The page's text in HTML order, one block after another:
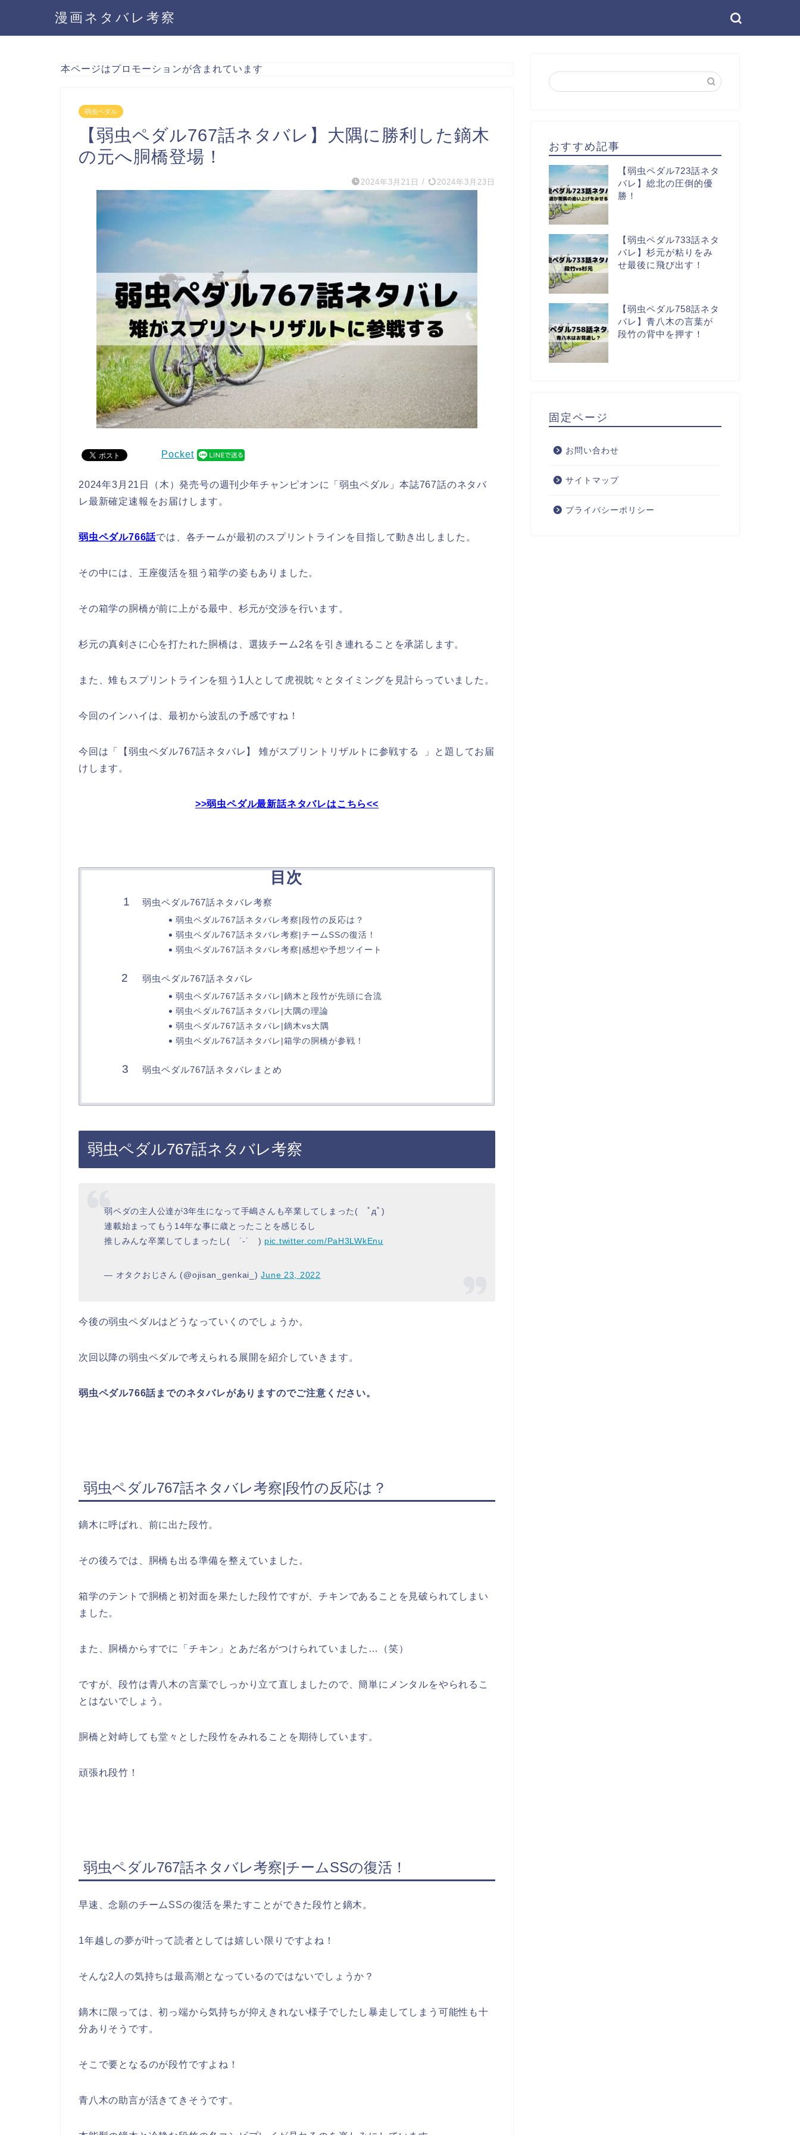
漫画ネタバレ考察
本ページはプロモーションが含まれています
弱虫ペダル
【弱虫ペダル767話ネタバレ】大隅に勝利した鏑木
の元へ胴橋登場！
2024年3月21日 / 2024年3月23日
Pocket
2024年3月21日（木）発売号の週刊少年チャンピオンに「弱虫ペダル」本誌767話のネタバ
レ最新確定速報をお届けします。
弱虫ペダル766話では、各チームが最初のスプリントラインを目指して動き出しました。
その中には、王座復活を狙う箱学の姿もありました。
その箱学の胴橋が前に上がる最中、杉元が交渉を行います。
杉元の真剣さに心を打たれた胴橋は、選抜チーム2名を引き連れることを承諾します。
また、雉もスプリントラインを狙う1人として虎視眈々とタイミングを見計らっていました。
今回のインハイは、最初から波乱の予感ですね！
今回は「【弱虫ペダル767話ネタバレ】 雉がスプリントリザルトに参戦する 」と題してお届
けします。
>>弱虫ペダル最新話ネタバレはこちら<<
目次
弱虫ペダル767話ネタバレ考察
弱虫ペダル767話ネタバレ考察|段竹の反応は？
弱虫ペダル767話ネタバレ考察|チームSSの復活！
弱虫ペダル767話ネタバレ考察|感想や予想ツイート
弱虫ペダル767話ネタバレ
弱虫ペダル767話ネタバレ|鏑木と段竹が先頭に合流
弱虫ペダル767話ネタバレ|大隅の理論
弱虫ペダル767話ネタバレ|鏑木vs大隅
弱虫ペダル767話ネタバレ|箱学の胴橋が参戦！
弱虫ペダル767話ネタバレまとめ
弱虫ペダル767話ネタバレ考察
弱ペダの主人公達が3年生になって手嶋さんも卒業してしまった( ﾟдﾟ)
連載始まってもう14年な事に歳とったことを感じるし
推しみんな卒業してしまったし( ˙-˙ ) pic.twitter.com/PaH3LWkEnu
— オタクおじさん (@ojisan_genkai_)June 23, 2022
今後の弱虫ペダルはどうなっていくのでしょうか。
次回以降の弱虫ペダルで考えられる展開を紹介していきます。
弱虫ペダル766話までのネタバレがありますのでご注意ください。
弱虫ペダル767話ネタバレ考察|段竹の反応は？
鏑木に呼ばれ、前に出た段竹。
その後ろでは、胴橋も出る準備を整えていました。
箱学のテントで胴橋と初対面を果たした段竹ですが、チキンであることを見破られてしまい
ました。
また、胴橋からすでに「チキン」とあだ名がつけられていました…（笑）
ですが、段竹は青八木の言葉でしっかり立て直しましたので、簡単にメンタルをやられるこ
とはないでしょう。
胴橋と対峙しても堂々とした段竹をみれることを期待しています。
頑張れ段竹！
弱虫ペダル767話ネタバレ考察|チームSSの復活！
早速、念願のチームSSの復活を果たすことができた段竹と鏑木。
1年越しの夢が叶って読者としては嬉しい限りですよね！
そんな2人の気持ちは最高潮となっているのではないでしょうか？
鏑木に限っては、初っ端から気持ちが抑えきれない様子でしたし暴走してしまう可能性も十
分ありそうです。
そこで要となるのが段竹ですよね！
青八木の助言が活きてきそうです。
おすすめ記事
【弱虫ペダル723話ネタ
バレ】総北の圧倒的優
勝！
【弱虫ペダル733話ネタ
バレ】杉元が粘りをみ
せ最後に飛び出す！
【弱虫ペダル758話ネタ
バレ】青八木の言葉が
段竹の背中を押す！
固定ページ
お問い合わせ
サイトマップ
プライバシーポリシー